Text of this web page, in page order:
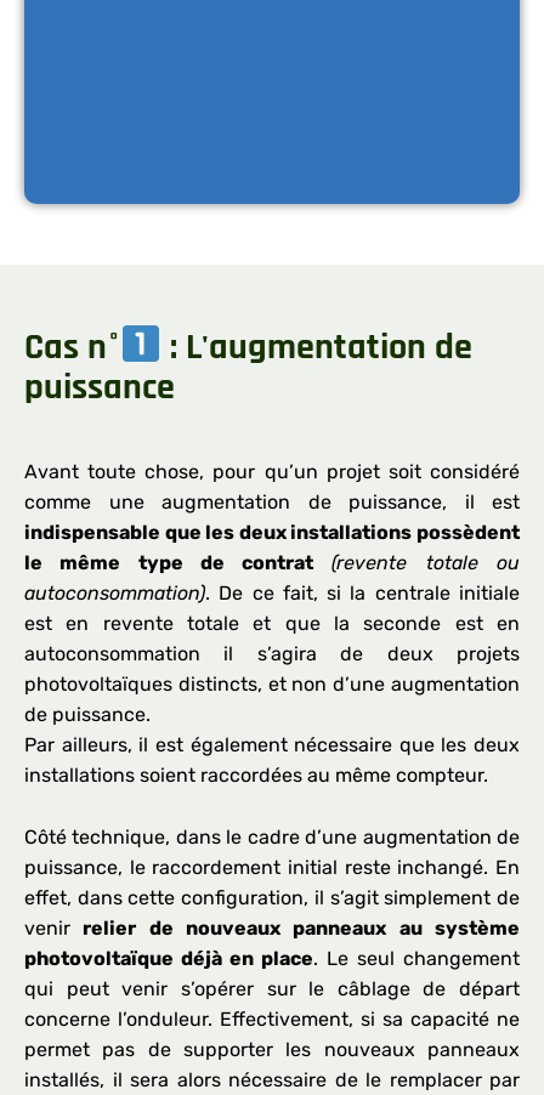
Cas n°
: L'augmentation de
puissance
Avant toute chose, pour qu’un projet soit considéré
comme une augmentation de puissance, il est
indispensable que les deux installations possèdent
le même type de contrat
(revente totale ou
autoconsommation). De ce fait, si la centrale initiale
est en revente totale et que la seconde est en
autoconsommation il s’agira de deux projets
photovoltaïques distincts, et non d’une augmentation
de puissance.
Par ailleurs, il est également nécessaire que les deux
installations soient raccordées au même compteur.
Côté technique, dans le cadre d’une augmentation de
puissance, le raccordement initial reste inchangé. En
effet, dans cette configuration, il s’agit simplement de
venir relier de nouveaux panneaux au système
photovoltaïque déjà en place. Le seul changement
qui peut venir s’opérer sur le câblage de départ
concerne l’onduleur. Effectivement, si sa capacité ne
permet pas de supporter les nouveaux panneaux
installés, il sera alors nécessaire de le remplacer par